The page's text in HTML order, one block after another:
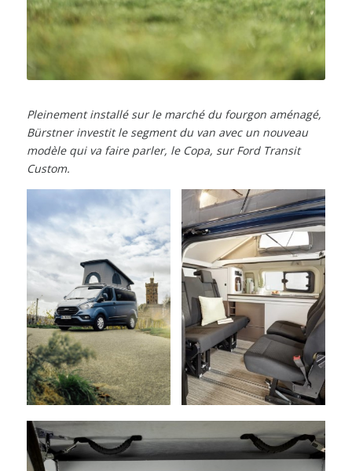
Pleinement installé sur le marché du fourgon aménagé,
Bürstner investit le segment du van avec un nouveau
modèle qui va faire parler, le Copa, sur Ford Transit
Custom.